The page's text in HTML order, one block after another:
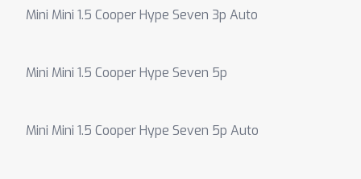
Mini Mini 1.5 Cooper Hype Seven 3p Auto
Mini Mini 1.5 Cooper Hype Seven 5p
Mini Mini 1.5 Cooper Hype Seven 5p Auto